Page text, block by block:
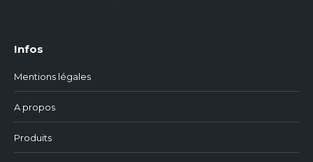
Infos
Mentions légales
A propos
Produits